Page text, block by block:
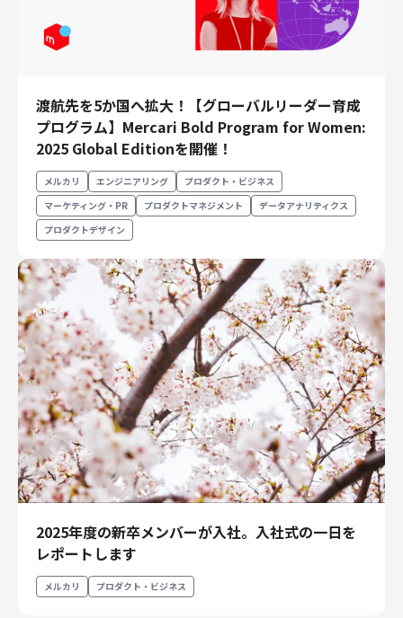
渡航先を5か国へ拡大！【グローバルリーダー育成
プログラム】Mercari Bold Program for Women:
2025 Global Editionを開催！
メルカリ エンジニアリング
プロダクト・ビジネス
マーケティング・PR
プロダクトマネジメント
データアナリティクス
プロダクトデザイン
2025年度の新卒メンバーが入社。入社式の一日を
レポートします
メルカリ プロダクト・ビジネス